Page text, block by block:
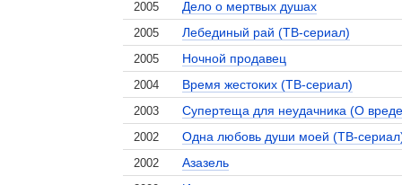
2005 Дело о мертвых душах
2005 Лебединый рай (ТВ-сериал)
2005 Ночной продавец
2004 Время жестоких (ТВ-сериал)
2003 Супертеща для неудачника (О
2002 Одна любовь души моей (ТВ-
2002 Азазель